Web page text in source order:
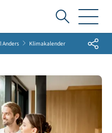
Ich
suche...
Anders Klimakalender Share